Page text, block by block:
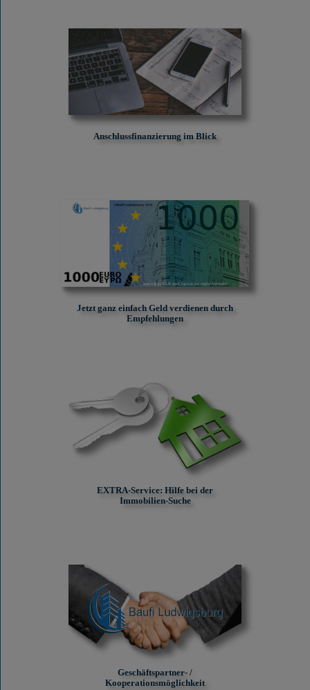
Anschlussfinanzierung im Blick
Jetzt ganz einfach Geld verdienen durch
Empfehlungen
EXTRA-Service: Hilfe bei der
Immobilien-Suche
Geschäftspartner- /
Kooperationsmöglichkeit